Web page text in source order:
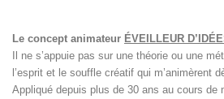
Le concept animateur ÉVEILLEUR
Il ne s’appuie pas sur une théorie ou une
l’esprit et le souffle créatif qui m’animèrent
Appliqué depuis plus de 30 ans au cours de